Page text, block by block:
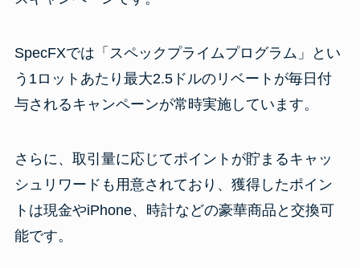
SpecFXでは「スペックプライムプログラム」とい
う1ロットあたり最大2.5ドルのリベートが毎日付
与されるキャンペーンが常時実施しています。
さらに、取引量に応じてポイントが貯まるキャッ
シュリワードも用意されており、獲得したポイン
トは現金やiPhone、時計などの豪華商品と交換可
能です。